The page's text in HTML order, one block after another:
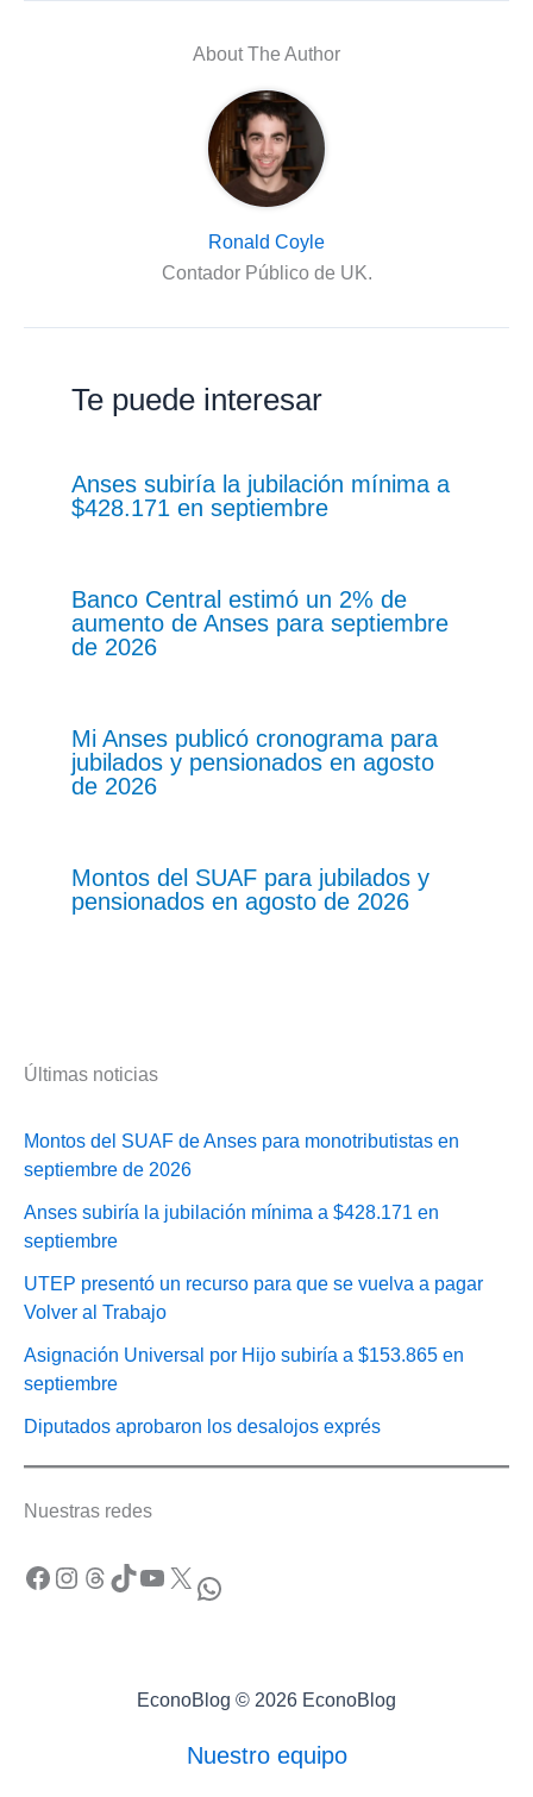
About The Author
Ronald Coyle
Contador Público de UK.
Te puede interesar
Anses subiría la jubilación mínima a
$428.171 en septiembre
Banco Central estimó un 2% de
aumento de Anses para septiembre
de 2026
Mi Anses publicó cronograma para
jubilados y pensionados en agosto
de 2026
Montos del SUAF para jubilados y
pensionados en agosto de 2026
Últimas noticias
Montos del SUAF de Anses para monotributistas en
septiembre de 2026
Anses subiría la jubilación mínima a $428.171 en
septiembre
UTEP presentó un recurso para que se vuelva a pagar
Volver al Trabajo
Asignación Universal por Hijo subiría a $153.865 en
septiembre
Diputados aprobaron los desalojos exprés
Nuestras redes
Facebook Instagram Threads TikTok YouTube X WhatsApp
EconoBlog © 2026 EconoBlog
Nuestro equipo